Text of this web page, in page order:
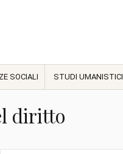
SOCIALI STUDI UMANISTICI
diritto